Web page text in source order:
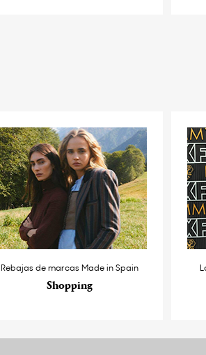
Rebajas de marcas Made in Spain
Shopping